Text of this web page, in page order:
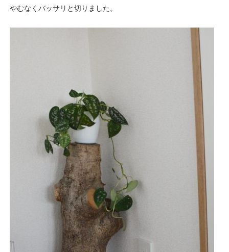
やむなくバッサリと切りました。